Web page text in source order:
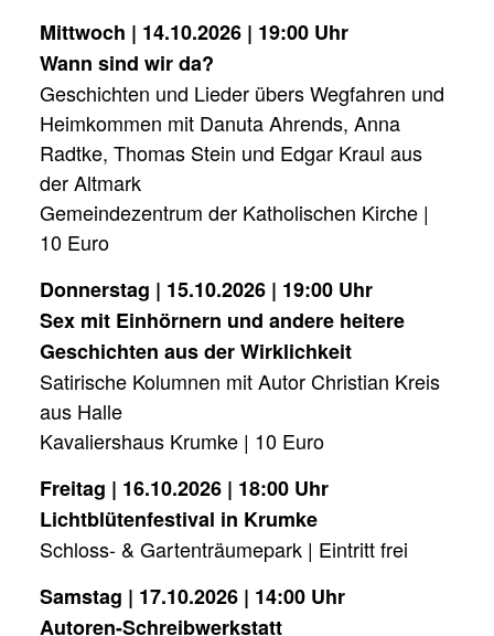
Mittwoch | 14.10.2026 | 19:00 Uhr
Wann sind wir da?
Geschichten und Lieder übers Wegfahren und
Heimkommen mit Danuta Ahrends, Anna
Radtke, Thomas Stein und Edgar Kraul aus
der Altmark
Gemeindezentrum der Katholischen Kirche |
10 Euro
Donnerstag | 15.10.2026 | 19:00 Uhr
Sex mit Einhörnern und andere heitere
Geschichten aus der Wirklichkeit
Satirische Kolumnen mit Autor Christian Kreis
aus Halle
Kavaliershaus Krumke | 10 Euro
Freitag | 16.10.2026 | 18:00 Uhr
Lichtblütenfestival in Krumke
Schloss- & Gartenträumepark | Eintritt frei
Samstag | 17.10.2026 | 14:00 Uhr
Autoren-Schreibwerkstatt